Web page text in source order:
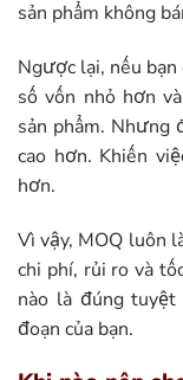
sản phẩm không
Ngược lại, nếu
số vốn nhỏ hơn
sản phẩm. Nhưng
cao hơn. Khiến
hơn.
Vì vậy, MOQ luôn
chi phí, rủi ro và
nào là đúng
đoạn của bạn.